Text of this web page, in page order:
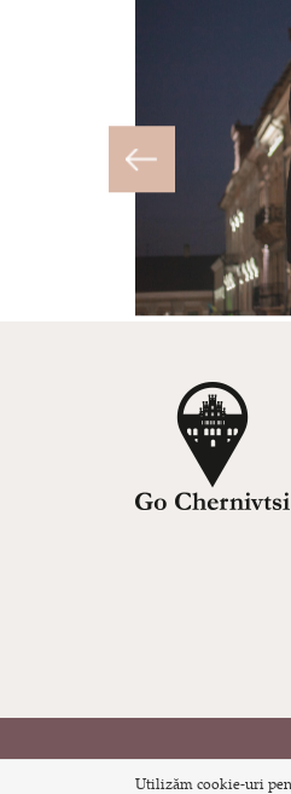
© 2026 Site-ul
Utilizăm cookie-uri